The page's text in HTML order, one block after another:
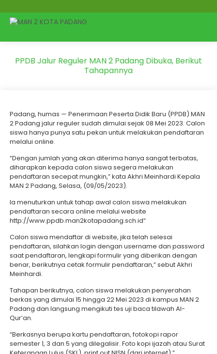
PPDB Jalur Reguler MAN 2 Padang Dibuka, Berikut
Tahapannya
Padang, humas — Penerimaan Peserta Didik Baru (PPDB) MAN
2 Padang jalur reguler sudah dimulai sejak 08 Mei 2023. Calon
siswa hanya punya satu pekan untuk melakukan pendaftaran
melalui online.
“Dengan jumlah yang akan diterima hanya sangat terbatas,
diharapkan kepada calon siswa segera melakukan
pendaftaran secepat mungkin,” kata Akhri Meinhardi Kepala
MAN 2 Padang, Selasa, (09/05/2023).
Ia menuturkan untuk tahap awal calon siswa melakukan
pendaftaran secara online melalui website
http://www.ppdb.man2kotapadang.sch.id“
Calon siswa mendaftar di website, jika telah selesai
pendaftaran, silahkan login dengan username dan password
saat pendaftaran, lengkapi formulir yang diberikan dengan
benar, berikutnya cetak formulir pendaftaran,” sebut Akhri
Meinhardi.
Tahapan berikutnya, calon siswa melakukan penyerahan
berkas yang dimulai 15 hingga 22 Mei 2023 di kampus MAN 2
Padang dan langsung mengikuti tes uji baca tilawah Al-
Qur’an.
“Berkasnya berupa kartu pendaftaran, fotokopi rapor
semester 1, 3 dan 5 yang dilegalisir. Foto kopi ijazah atau Surat